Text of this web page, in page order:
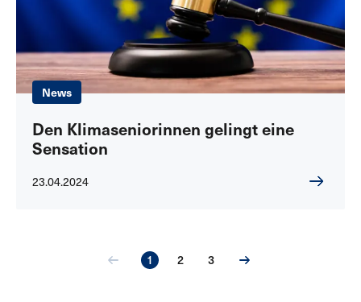
News
Den Klimaseniorinnen gelingt eine
Sensation
23.04.2024
1 2 3